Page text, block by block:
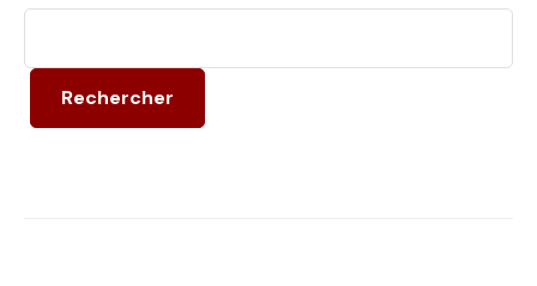
Rechercher